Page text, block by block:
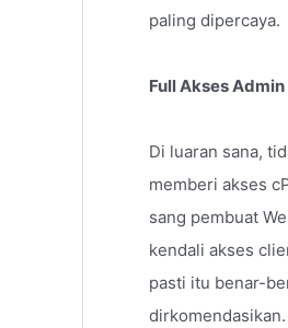
paling dipercaya.
Full Akses Admin
Di luaran sana,
memberi akses
sang pembuat
kendali akses
pasti itu benar-